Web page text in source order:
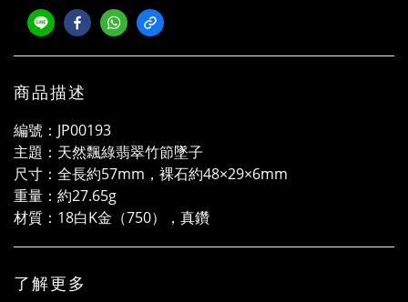
商品描述
編號：JP00193
主題：天然飄綠翡翠竹節墜子
尺寸：全長約57mm，裸石約48×29×6mm
重量：約27.65g
材質：18白K金（750），真鑽
了解更多